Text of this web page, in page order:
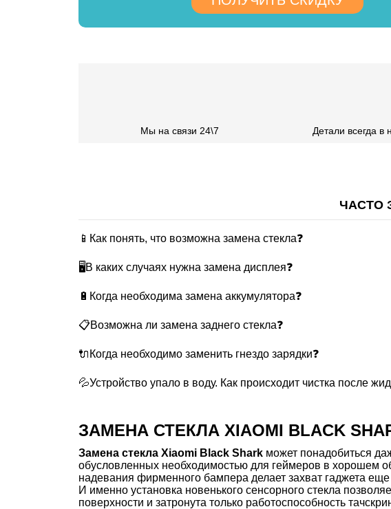
Мы на связи 24\7 Детали всегда в
ЧАСТО
📱Как понять, что возможна замена стекла❓
🖥В каких случаях нужна замена дисплея❓
🔋Когда необходима замена аккумулятора❓
📋Возможна ли замена заднего стекла❓
🔌Когда необходимо заменить гнездо зарядки❓
💦Устройство упало в воду. Как происходит чистка после
ЗАМЕНА СТЕКЛА XIAOMI BLACK
Замена стекла Xiaomi Black Shark может понадобиться
обусловленных необходимостью для геймеров в хорошем
надевания фирменного бампера делает захват гаджета
И именно установка новенького сенсорного стекла
поверхности и затронута только работоспособность